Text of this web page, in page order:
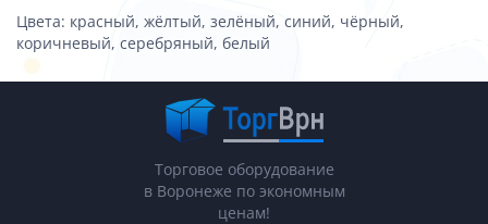
Цвета: красный, жёлтый, зелёный, синий, чёрный,
коричневый, серебряный, белый
Торговое оборудование
в Воронеже по экономным
ценам!